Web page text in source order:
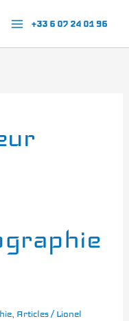
+33 6 07 24 01 96
, Articles/Lionel